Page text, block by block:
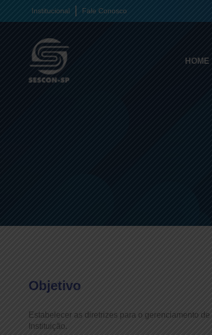
Institucional Fale Conosco
HOME
Objetivo
Estabelecer as diretrizes para o gerenciamento de
Instituição.